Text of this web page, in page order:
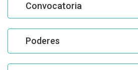
Convocatoria
Poderes